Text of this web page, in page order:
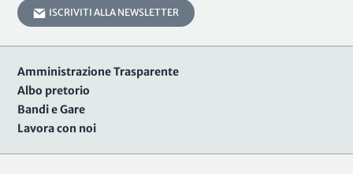
ISCRIVITI ALLA NEWSLETTER
Amministrazione Trasparente
Albo pretorio
Bandi e Gare
Lavora con noi